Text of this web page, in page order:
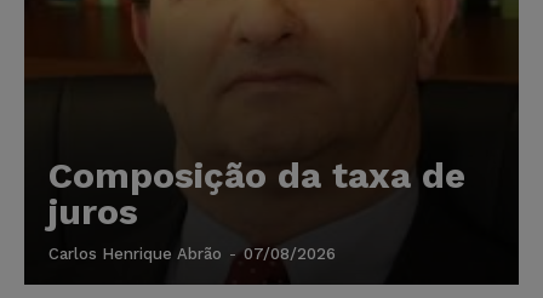
Composição da taxa de
juros
Carlos Henrique Abrão - 07/08/2026